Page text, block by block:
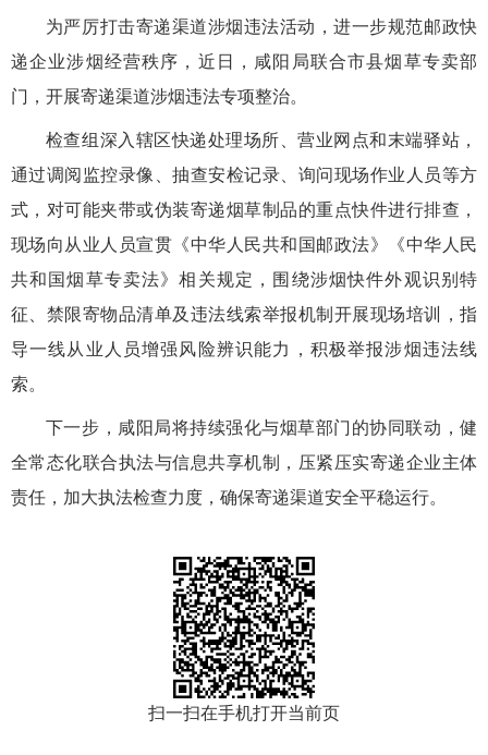
为严厉打击寄递渠道涉烟违法活动，进一步规范邮政快
递企业涉烟经营秩序，近日，咸阳局联合市县烟草专卖部
门，开展寄递渠道涉烟违法专项整治。
检查组深入辖区快递处理场所、营业网点和末端驿站，
通过调阅监控录像、抽查安检记录、询问现场作业人员等方
式，对可能夹带或伪装寄递烟草制品的重点快件进行排查，
现场向从业人员宣贯《中华人民共和国邮政法》《中华人民
共和国烟草专卖法》相关规定，围绕涉烟快件外观识别特
征、禁限寄物品清单及违法线索举报机制开展现场培训，指
导一线从业人员增强风险辨识能力，积极举报涉烟违法线
索。
下一步，咸阳局将持续强化与烟草部门的协同联动，健
全常态化联合执法与信息共享机制，压紧压实寄递企业主体
责任，加大执法检查力度，确保寄递渠道安全平稳运行。
扫一扫在手机打开当前页